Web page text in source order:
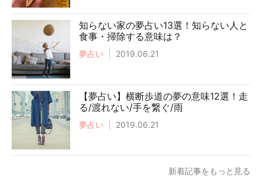
知らない家の夢占い13選！知らない人と
食事・掃除する意味は？
夢占い 2019.06.21
【夢占い】横断歩道の夢の意味12選！走
る/渡れない/手を繋ぐ/雨
夢占い 2019.06.21
新着記事をもっと見る